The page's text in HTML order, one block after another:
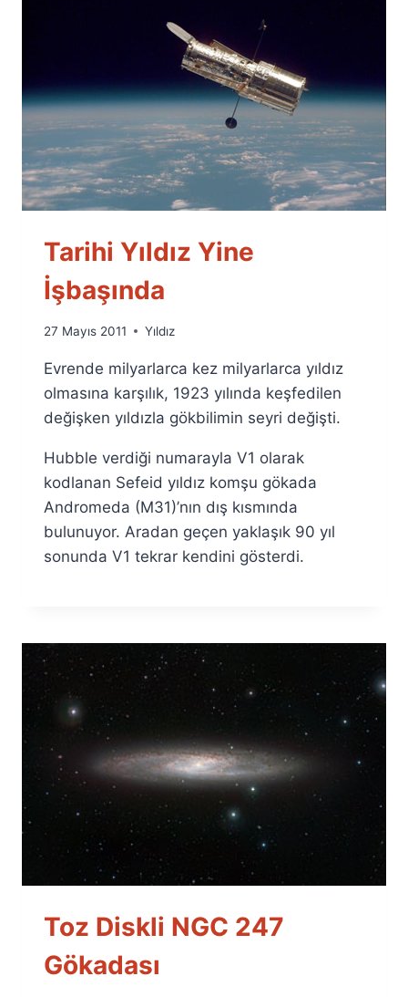
Tarihi Yıldız Yine
İşbaşında
By
Fuat
Özyar
27 Mayıs 2011 Yıldız
Evrende milyarlarca kez milyarlarca yıldız
olmasına karşılık, 1923 yılında keşfedilen
değişken yıldızla gökbilimin seyri değişti.
Hubble verdiği numarayla V1 olarak
kodlanan Sefeid yıldız komşu gökada
Andromeda (M31)’nın dış kısmında
bulunuyor. Aradan geçen yaklaşık 90 yıl
sonunda V1 tekrar kendini gösterdi.
Toz Diskli NGC 247
Gökadası